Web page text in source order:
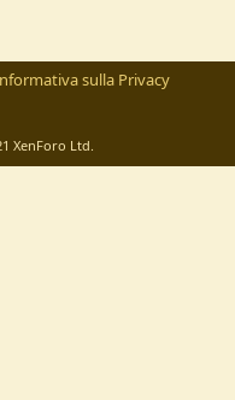
sulla Privacy
XenForo Ltd.